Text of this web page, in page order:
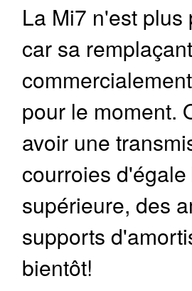
La Mi7 n'est
car sa
pour le moment.
avoir une
courroies
supérieure, des
supports
bientôt!